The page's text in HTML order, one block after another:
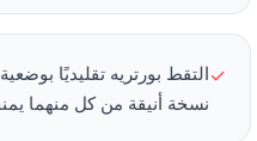
✓التقط بورتريه تقليديًا
نسخة أنيقة من كل منهما